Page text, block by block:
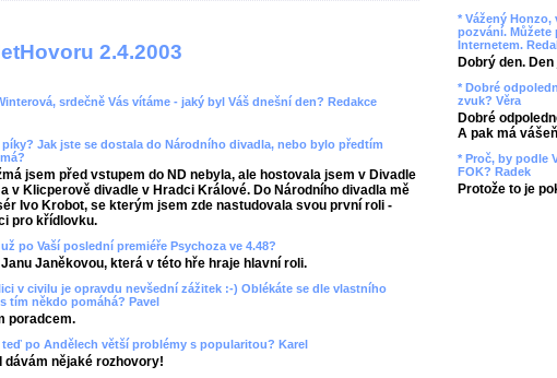
2.4.2003
srdečně Vás vítáme - jaký byl Váš dnešní den? Redakce
Jak jste se dostala do Národního divadla, nebo bylo předtím
jsem před vstupem do ND nebyla, ale hostovala jsem v Divadle
v Klicperově divadle v Hradci Králové. Do Národního divadla mě
Ivo Krobot, se kterým jsem zde nastudovala svou první roli -
pro křídlovku.
po Vaší poslední premiéře Psychoza ve 4.48?
Janěkovou, která v této hře hraje hlavní roli.
v civilu je opravdu nevšední zážitek :-) Oblékáte se dle vlastního
tím někdo pomáhá? Pavel
poradcem.
teď po Andělech větší problémy s popularitou? Karel
dávám nějaké rozhovory!
* Vážený
pozvání. Můžete
Internetem.
Dobrý den.
* Dobré
zvuk? Věra
Dobré
A pak má
* Proč, by podle
FOK? Radek
Protože to je